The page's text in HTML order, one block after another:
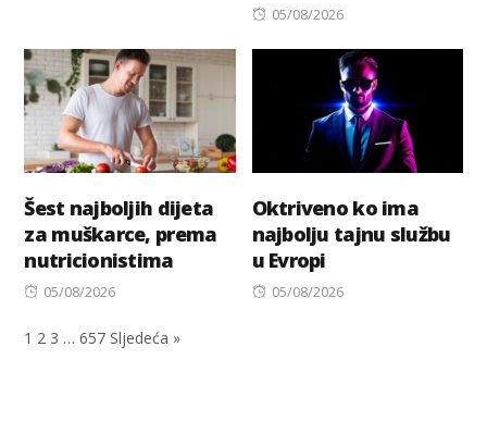
Posted
05/08/2026
Šest najboljih dijeta
za muškarce, prema
nutricionistima
Posted
05/08/2026
Oktriveno ko ima
najbolju tajnu službu
u Evropi
Posted
05/08/2026
1 2 3 … 657 Sljedeća »